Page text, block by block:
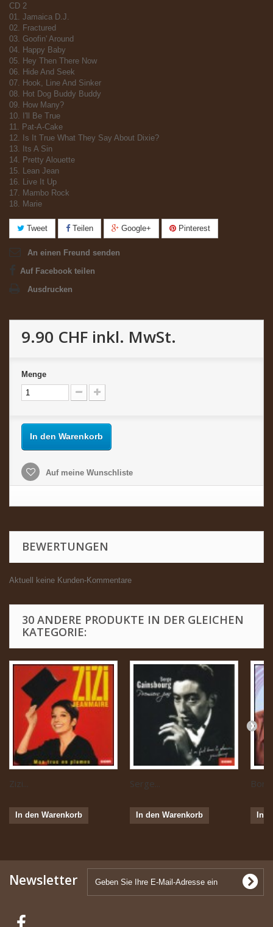
CD 2
01. Jamaica D.J.
02. Fractured
03. Goofin' Around
04. Happy Baby
05. Hey Then There Now
06. Hide And Seek
07. Hook, Line And Sinker
08. Hot Dog Buddy Buddy
09. How Many?
10. I'll Be True
11. Pat-A-Cake
12. Is It True What They Say About Dixie?
13. Its A Sin
14. Pretty Alouette
15. Lean Jean
16. Live It Up
17. Mambo Rock
18. Marie
Tweet Teilen Google+ Pinterest
An einen Freund senden
Auf Facebook teilen
Ausdrucken
9.90 CHF inkl. MwSt.
Menge
In den Warenkorb
Auf meine Wunschliste
BEWERTUNGEN
Aktuell keine Kunden-Kommentare
30 ANDERE PRODUKTE IN DER GLEICHEN
KATEGORIE:
Zizi...
In den Warenkorb
Serge...
In den Warenkorb In
Newsletter